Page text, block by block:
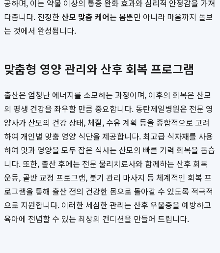
공하며, 이는 약물 이상의 통증 완화 효과와 심리적 안정감을 가져
다줍니다. 진정한 산모 맞춤 케어는 몸뿐만 아니라 마음까지 돌보
는 것에서 완성됩니다.
맞춤형 영양 관리와 산후 회복 프로그램
출산은 엄청난 에너지를 소모하는 과정이며, 이후의 회복은 산모
의 평생 건강을 좌우할 만큼 중요합니다. 동탄제일병원은 전문 영
양사가 산모의 건강 상태, 체질, 수유 계획 등을 종합적으로 고려
하여 개인별 맞춤 영양 식단을 제공합니다. 최고급 식자재를 사용
하여 맛과 영양을 모두 잡은 식사는 산모의 빠른 기력 회복을 돕습
니다. 또한, 출산 후에는 전문 물리치료사와 함께하는 산후 회복
운동, 골반 교정 프로그램, 붓기 관리 마사지 등 체계적인 회복 프
로그램을 통해 출산 전의 건강한 몸으로 돌아갈 수 있도록 적극적
으로 지원합니다. 이러한 세심한 관리는 산후 우울증을 예방하고
육아에 전념할 수 있는 최상의 컨디션을 만들어 드립니다.